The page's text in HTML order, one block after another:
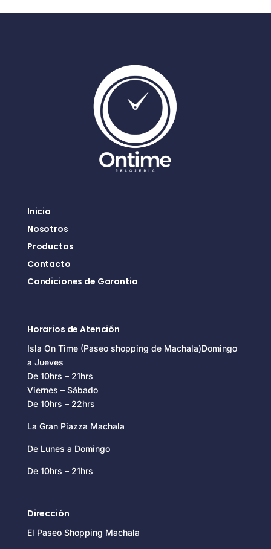
Inicio
Nosotros
Productos
Contacto
Condiciones de Garantia
Horarios de Atención
Isla On Time (Paseo shopping de Machala)Domingo
a Jueves
De 10hrs – 21hrs
Viernes – Sábado
De 10hrs – 22hrs
La Gran Piazza Machala
De Lunes a Domingo
De 10hrs – 21hrs
Dirección
El Paseo Shopping Machala